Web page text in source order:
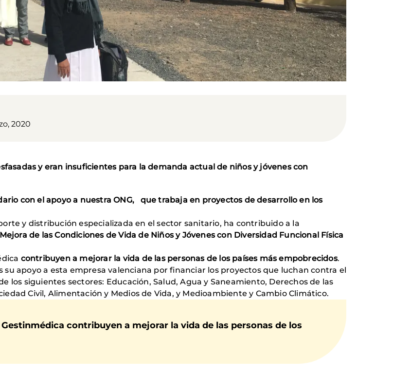
2020
y eran insuficientes para la demanda actual de niños y jóvenes con
con el apoyo a nuestra ONG, que trabaja en proyectos de desarrollo en los
y distribución especializada en el sector sanitario, ha contribuido a la
de las Condiciones de Vida de Niños y Jóvenes con Diversidad Funcional Física
contribuyen a mejorar la vida de las personas de los países más empobrecidos.
su apoyo a esta empresa valenciana por financiar los proyectos que luchan contra el
los siguientes sectores: Educación, Salud, Agua y Saneamiento, Derechos de las
Civil, Alimentación y Medios de Vida, y Medioambiente y Cambio Climático.
contribuyen a mejorar la vida de las personas de los